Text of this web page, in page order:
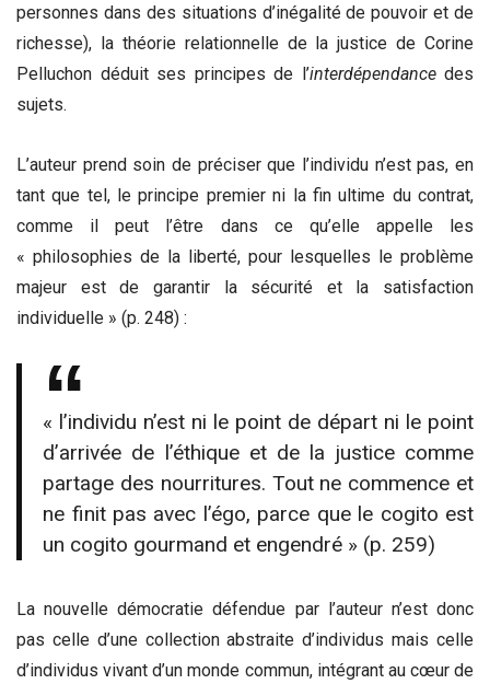
personnes dans des situations d’inégalité de pouvoir et de
richesse), la théorie relationnelle de la justice de Corine
Pelluchon déduit ses principes de l’interdépendancedes
sujets.
L’auteur prend soin de préciser que l’individu n’est pas, en
tant que tel, le principe premier ni la fin ultime du contrat,
comme il peut l’être dans ce qu’elle appelle les
« philosophies de la liberté, pour lesquelles le problème
majeur est de garantir la sécurité et la satisfaction
individuelle » (p. 248) :
« l’individu n’est ni le point de départ ni le point
d’arrivée de l’éthique et de la justice comme
partage des nourritures. Tout ne commence et
ne finit pas avec l’égo, parce que le cogito est
un cogito gourmand et engendré » (p. 259)
La nouvelle démocratie défendue par l’auteur n’est donc
pas celle d’une collection abstraite d’individus mais celle
d’individus vivant d’un monde commun, intégrant au cœur de